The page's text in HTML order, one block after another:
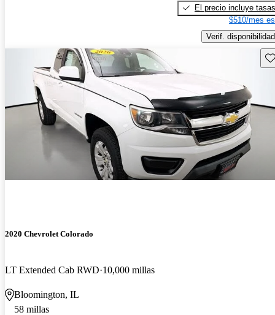
El precio incluye tasas
$510/mes
Verif. disponibilidad
2020 Chevrolet Colorado
LT Extended Cab RWD 10,000 millas
Bloomington, IL
58 millas